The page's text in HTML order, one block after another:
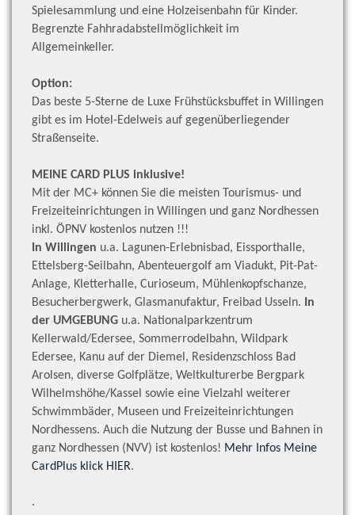
Spielesammlung und eine Holzeisenbahn für Kinder.
Begrenzte Fahhradabstellmöglichkeit im
Allgemeinkeller.
Option:
Das beste 5-Sterne de Luxe Frühstücksbuffet in Willingen
gibt es im Hotel-Edelweis auf gegenüberliegender
Straßenseite.
MEINE CARD PLUS inklusive!
Mit der MC+ können Sie die meisten Tourismus- und
Freizeiteinrichtungen in Willingen und ganz Nordhessen
inkl. ÖPNV kostenlos nutzen !!!
In Willingen u.a. Lagunen-Erlebnisbad, Eissporthalle,
Ettelsberg-Seilbahn, Abenteuergolf am Viadukt, Pit-Pat-
Anlage, Kletterhalle, Curioseum, Mühlenkopfschanze,
Besucherbergwerk, Glasmanufaktur, Freibad Usseln. In
der UMGEBUNG u.a. Nationalparkzentrum
Kellerwald/Edersee, Sommerrodelbahn, Wildpark
Edersee, Kanu auf der Diemel, Residenzschloss Bad
Arolsen, diverse Golfplätze, Weltkulturerbe Bergpark
Wilhelmshöhe/Kassel sowie eine Vielzahl weiterer
Schwimmbäder, Museen und Freizeiteinrichtungen
Nordhessens. Auch die Nutzung der Busse und Bahnen in
ganz Nordhessen (NVV) ist kostenlos! Mehr Infos Meine
CardPlus klick HIER.
.